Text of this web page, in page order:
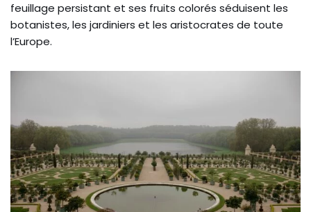
feuillage persistant et ses fruits colorés séduisent les
botanistes, les jardiniers et les aristocrates de toute
l’Europe.